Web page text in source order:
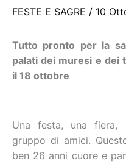
FESTE E SAGRE / 10
Tutto pronto per la
palati dei muresi e dei
il 18 ottobre
Una festa, una fiera,
gruppo di amici.
ben 26 anni cuore e